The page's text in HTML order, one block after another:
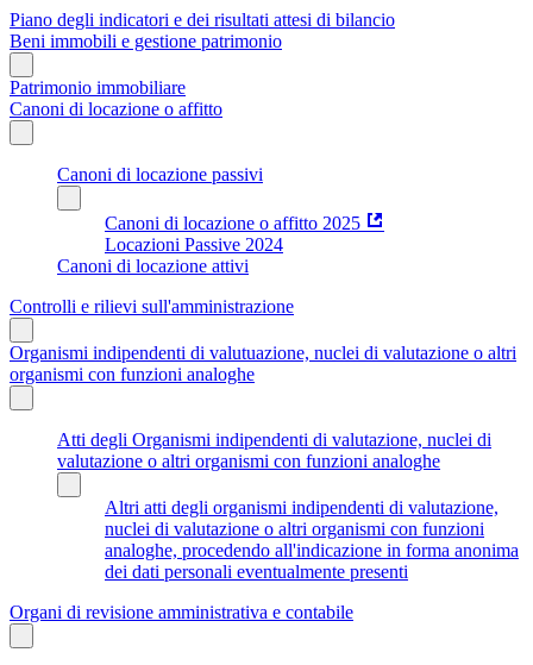
Piano degli indicatori e dei risultati attesi di bilancio
Beni immobili e gestione patrimonio
Patrimonio immobiliare
Canoni di locazione o affitto
Canoni di locazione passivi
Canoni di locazione o affitto 2025
Locazioni Passive 2024
Canoni di locazione attivi
Controlli e rilievi sull'amministrazione
Organismi indipendenti di valutuazione, nuclei di valutazione o altri
organismi con funzioni analoghe
Atti degli Organismi indipendenti di valutazione, nuclei di
valutazione o altri organismi con funzioni analoghe
Altri atti degli organismi indipendenti di valutazione,
nuclei di valutazione o altri organismi con funzioni
analoghe, procedendo all'indicazione in forma anonima
dei dati personali eventualmente presenti
Organi di revisione amministrativa e contabile